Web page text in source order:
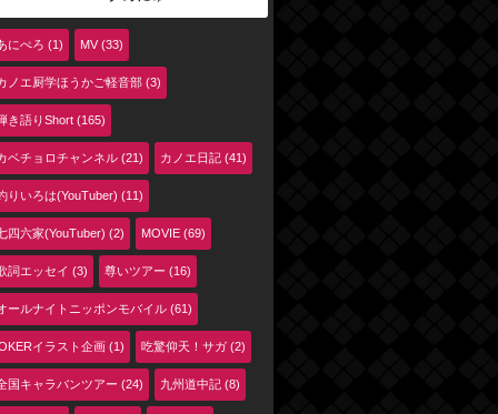
にぺろ (1) MV (33)
ノエ厨学ほうかご軽音部 (3)
き語りShort (165)
ベチョロチャンネル (21) カノエ日記 (41)
りいろは(YouTuber) (11)
四六家(YouTuber) (2) MOVIE (69)
詞エッセイ (3) 尊いツアー (16)
ールナイトニッポンモバイル (61)
イラスト企画 (1) 吃驚仰天！サガ (2)
国キャラバンツアー (24) 九州道中記 (8)